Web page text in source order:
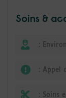
Soins &
:
: Appel
: Soins